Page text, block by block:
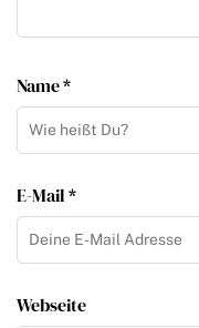
Name *
E-Mail *
Webseite